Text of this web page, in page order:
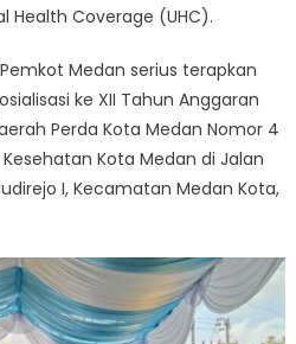
Health Coverage (UHC).
Medan serius terapkan
ke XII Tahun Anggaran
Perda Kota Medan Nomor 4
Kota Medan di Jalan
I, Kecamatan Medan Kota,